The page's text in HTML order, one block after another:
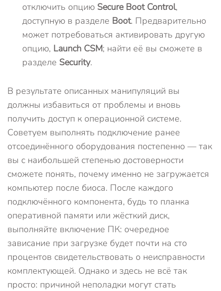
отключить опцию Secure Boot Control,
доступную в разделе Boot. Предварительно
может потребоваться активировать другую
опцию, Launch CSM; найти её вы сможете в
разделе Security.
В результате описанных манипуляций вы
должны избавиться от проблемы и вновь
получить доступ к операционной системе.
Советуем выполнять подключение ранее
отсоединённого оборудования постепенно — так
вы с наибольшей степенью достоверности
сможете понять, почему именно не загружается
компьютер после биоса. После каждого
подключённого компонента, будь то планка
оперативной памяти или жёсткий диск,
выполняйте включение ПК: очередное
зависание при загрузке будет почти на сто
процентов свидетельствовать о неисправности
комплектующей. Однако и здесь не всё так
просто: причиной неполадки могут стать